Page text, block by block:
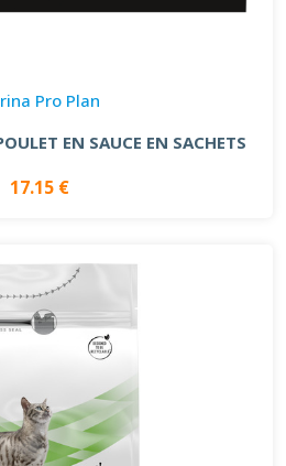
Pro Plan
EN SAUCE EN SACHETS
17.15 €